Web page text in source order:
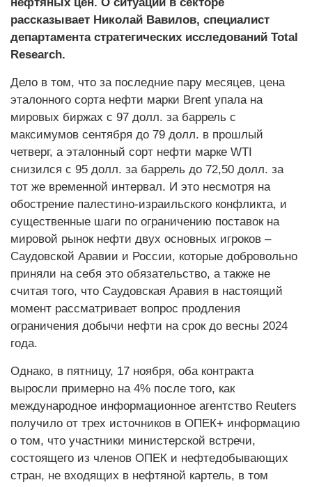
рассказывает Николай Вавилов, специалист
департамента стратегических исследований Total
Research.
Дело в том, что за последние пару месяцев, цена
эталонного сорта нефти марки Brent упала на
мировых биржах с 97 долл. за баррель с
максимумов сентября до 79 долл. в прошлый
четверг, а эталонный сорт нефти марке WTI
снизился с 95 долл. за баррель до 72,50 долл. за
тот же временной интервал. И это несмотря на
обострение палестино-израильского конфликта, и
существенные шаги по ограничению поставок на
мировой рынок нефти двух основных игроков –
Саудовской Аравии и России, которые добровольно
приняли на себя это обязательство, а также не
считая того, что Саудовская Аравия в настоящий
момент рассматривает вопрос продления
ограничения добычи нефти на срок до весны 2024
года.
Однако, в пятницу, 17 ноября, оба контракта
выросли примерно на 4% после того, как
международное информационное агентство Reuters
получило от трех источников в ОПЕК+ информацию
о том, что участники министерской встречи,
состоящего из членов ОПЕК и нефтедобывающих
стран, не входящих в нефтяной картель, в том